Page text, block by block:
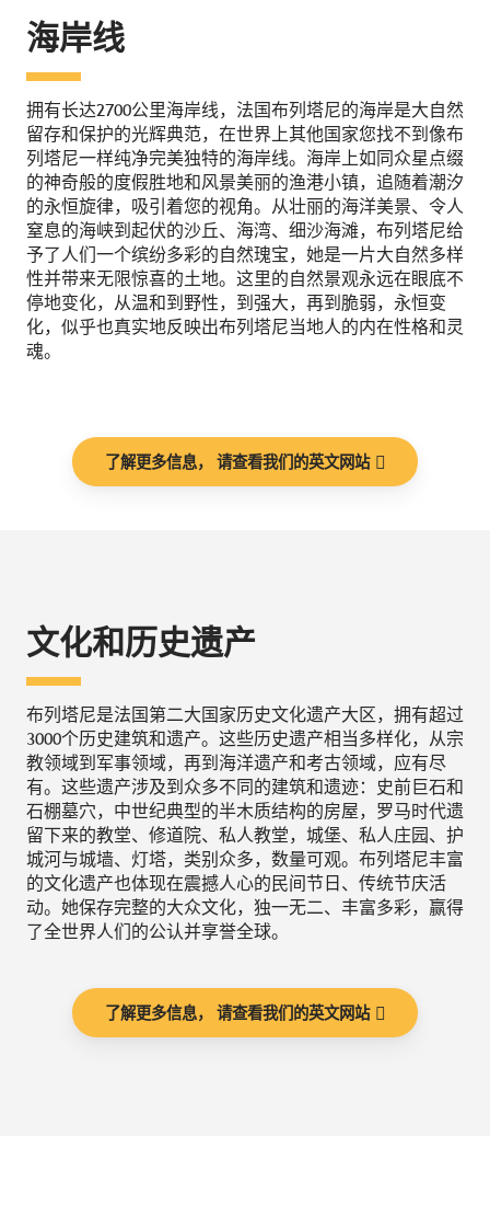
海岸线
拥有长达2700公里海岸线，法国布列塔尼的海岸是大自然
留存和保护的光辉典范，在世界上其他国家您找不到像布
列塔尼一样纯净完美独特的海岸线。海岸上如同众星点缀
的神奇般的度假胜地和风景美丽的渔港小镇，追随着潮汐
的永恒旋律，吸引着您的视角。从壮丽的海洋美景、令人
窒息的海峡到起伏的沙丘、海湾、细沙海滩，布列塔尼给
予了人们一个缤纷多彩的自然瑰宝，她是一片大自然多样
性并带来无限惊喜的土地。这里的自然景观永远在眼底不
停地变化，从温和到野性，到强大，再到脆弱，永恒变
化，似乎也真实地反映出布列塔尼当地人的内在性格和灵
魂。
了解更多信息， 请查看我们的英文网站
文化和历史遗产
布列塔尼是法国第二大国家历史文化遗产大区，拥有超过
3000个历史建筑和遗产。这些历史遗产相当多样化，从宗
教领域到军事领域，再到海洋遗产和考古领域，应有尽
有。这些遗产涉及到众多不同的建筑和遗迹：史前巨石和
石棚墓穴，中世纪典型的半木质结构的房屋，罗马时代遗
留下来的教堂、修道院、私人教堂，城堡、私人庄园、护
城河与城墙、灯塔，类别众多，数量可观。布列塔尼丰富
的文化遗产也体现在震撼人心的民间节日、传统节庆活
动。她保存完整的大众文化，独一无二、丰富多彩，赢得
了全世界人们的公认并享誉全球。
了解更多信息， 请查看我们的英文网站